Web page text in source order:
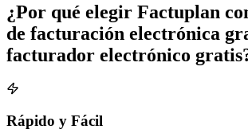
¿Por qué elegir Factuplan
de facturación electrónica
facturador electrónico
Rápido y Fácil